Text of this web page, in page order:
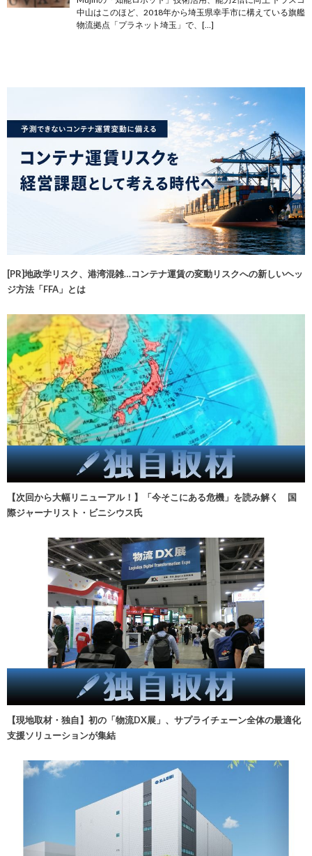
中山はこのほど、2018年から埼玉県幸手市に構えている旗艦
物流拠点「プラネット埼玉」で、[…]
[PR]地政学リスク、港湾混雑…コンテナ運賃の変動リスクへの新しいヘッ
ジ方法「FFA」とは
【次回から大幅リニューアル！】「今そこにある危機」を読み解く 国
際ジャーナリスト・ビニシウス氏
【現地取材・独自】初の「物流DX展」、サプライチェーン全体の最適化
支援ソリューションが集結